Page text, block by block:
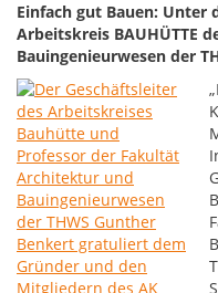
Einfach gut Bauen:
Arbeitskreis BAUHÜTTE
Bauingenieurwesen der